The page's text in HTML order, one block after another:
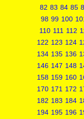
82 83 84 85
98 99 100
110 111 112
122 123 124
134 135 136
146 147 148
158 159 160
170 171 172
182 183 184
194 195 196